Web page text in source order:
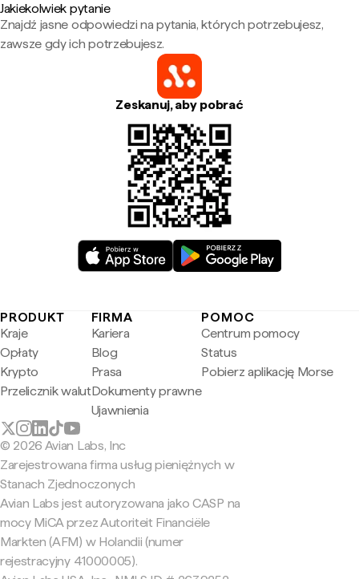
Jakiekolwiek pytanie
Znajdź jasne odpowiedzi na pytania, których potrzebujesz,
zawsze gdy ich potrzebujesz.
Zeskanuj, aby pobrać
PRODUKT
Kraje
Opłaty
Krypto
Przelicznik walut
FIRMA
Kariera
Blog
Prasa
Dokumenty prawne
Ujawnienia
POMOC
Centrum pomocy
Status
Pobierz aplikację Morse
© 2026 Avian Labs, Inc
Zarejestrowana firma usług pieniężnych w
Stanach Zjednoczonych
Avian Labs jest autoryzowana jako CASP na
mocy MiCA przez Autoriteit Financiële
Markten (AFM) w Holandii (numer
rejestracyjny 41000005).